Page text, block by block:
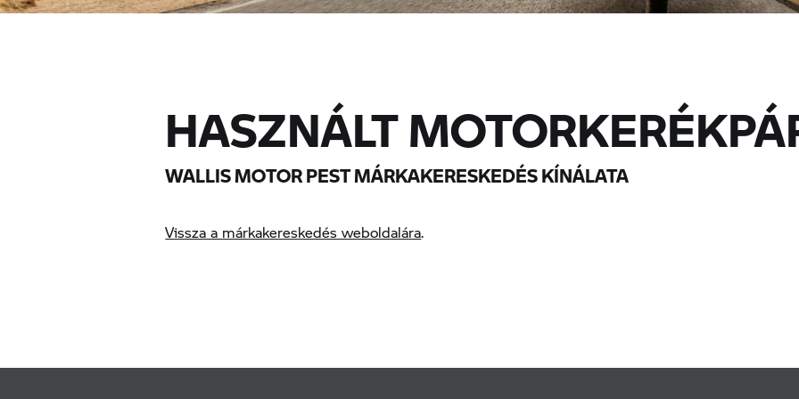
HASZNÁLT
WALLIS MOTOR PEST MÁRKAKERESKEDÉS KÍNÁLATA
Vissza a márkakereskedés weboldalára.